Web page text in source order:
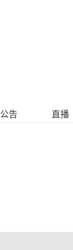
公告 直播